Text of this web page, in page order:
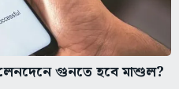
গুনতে হবে মাশুল?